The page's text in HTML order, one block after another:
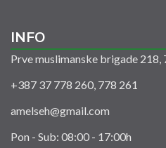
INFO
Prve muslimanske brigade 218,
+387 37 778 260, 778 261
amelseh@gmail.com
Pon - Sub: 08:00 - 17:00h